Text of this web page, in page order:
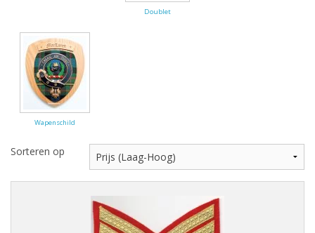
Doublet
Wapenschild
Sorteren op